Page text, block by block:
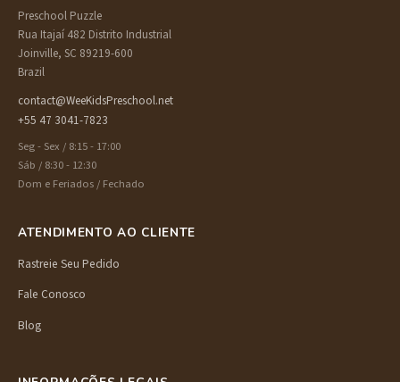
Preschool Puzzle
Rua Itajaí 482 Distrito Industrial
Joinville, SC 89219-600
Brazil
contact@WeeKidsPreschool.net
+55 47 3041-7823
Seg - Sex / 8:15 - 17:00
Sáb / 8:30 - 12:30
Dom e Feriados / Fechado
ATENDIMENTO AO CLIENTE
Rastreie Seu Pedido
Fale Conosco
Blog